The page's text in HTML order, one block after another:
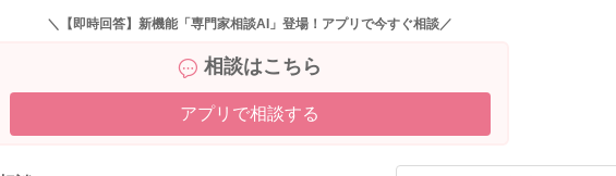
に出血が見られるようになったり、ぐったりする、機嫌や飲みが悪いなど、普段と変わ
したら受診をなさってください。
＼【即時回答】新機能「専門家相談AI」登場！アプリで今すぐ相談／
相談はこちら
アプリで相談する